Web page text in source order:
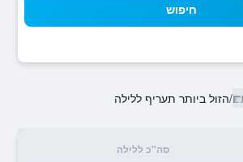
חיפוש
/הזול ביותר תעריף ללילה
סה"כ ללילה